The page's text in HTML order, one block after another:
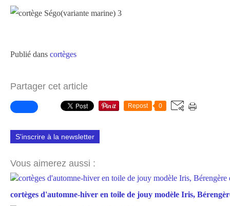
Publié dans cortèges
Partager cet article
Repost 0
S'inscrire à la newsletter
Vous aimerez aussi :
cortèges d'automne-hiver en toile de jouy modèle Iris,